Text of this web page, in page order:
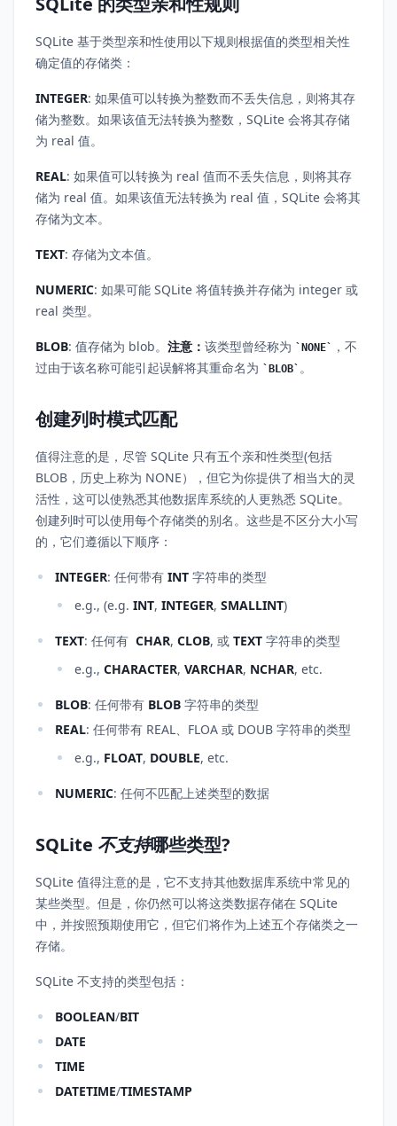
SQLite 基于类型亲和性使用以下规则根据值的类型相关性
确定值的存储类：
INTEGER: 如果值可以转换为整数而不丢失信息，则将其存
储为整数。如果该值无法转换为整数，SQLite 会将其存储
为 real 值。
REAL: 如果值可以转换为 real 值而不丢失信息，则将其存
储为 real 值。如果该值无法转换为 real 值，SQLite 会将其
存储为文本。
TEXT: 存储为文本值。
NUMERIC: 如果可能 SQLite 将值转换并存储为 integer 或
real 类型。
BLOB: 值存储为 blob。 注意： 该类型曾经称为 NONE
，不
过由于该名称可能引起误解将其重命名为
BLOB 。
创建列时模式匹配
值得注意的是，尽管 SQLite 只有五个亲和性类型(包括
BLOB，历史上称为 NONE），但它为你提供了相当大的灵
活性，这可以使熟悉其他数据库系统的人更熟悉 SQLite。
创建列时可以使用每个存储类的别名。这些是不区分大小写
的，它们遵循以下顺序：
INTEGER: 任何带有 INT 字符串的类型
e.g., (e.g. INT, INTEGER, SMALLINT)
TEXT: 任何有 CHAR, CLOB, 或 TEXT 字符串的类型
e.g., CHARACTER, VARCHAR, NCHAR, etc.
BLOB: 任何带有 BLOB 字符串的类型
REAL: 任何带有 REAL、FLOA 或 DOUB 字符串的类型
e.g., FLOAT, DOUBLE, etc.
NUMERIC: 任何不匹配上述类型的数据
SQLite 不支持哪些类型?
SQLite 值得注意的是，它不支持其他数据库系统中常见的
某些类型。但是，你仍然可以将这类数据存储在 SQLite
中，并按照预期使用它，但它们将作为上述五个存储类之一
存储。
SQLite 不支持的类型包括：
BOOLEAN/BIT
DATE
TIME
DATETIME/TIMESTAMP